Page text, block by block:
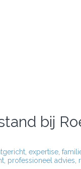
bij
expertise
professioneel advies